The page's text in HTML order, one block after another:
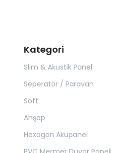
Kategori
Slim & Akustik Panel
Seperatör / Paravan
Soft
Ahşap
Hexagon Akupanel